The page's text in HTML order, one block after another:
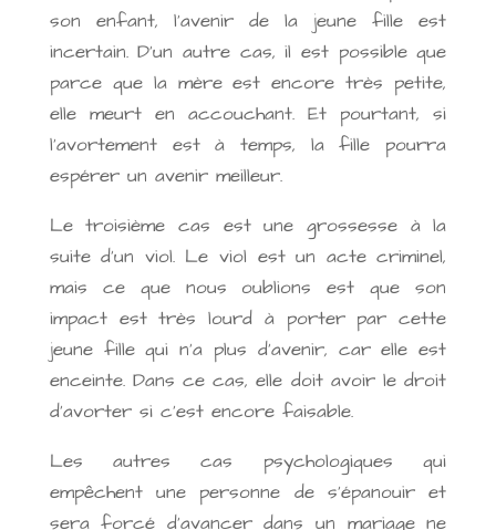
son enfant, l’avenir de la jeune fille est
incertain. D’un autre cas, il est possible que
parce que la mère est encore très petite,
elle meurt en accouchant. Et pourtant, si
l’avortement est à temps, la fille pourra
espérer un avenir meilleur.
Le troisième cas est une grossesse à la
suite d’un viol. Le viol est un acte criminel,
mais ce que nous oublions est que son
impact est très lourd à porter par cette
jeune fille qui n’a plus d’avenir, car elle est
enceinte. Dans ce cas, elle doit avoir le droit
d’avorter si c’est encore faisable.
Les autres cas psychologiques qui
empêchent une personne de s’épanouir et
sera forcé d’avancer dans un mariage ne